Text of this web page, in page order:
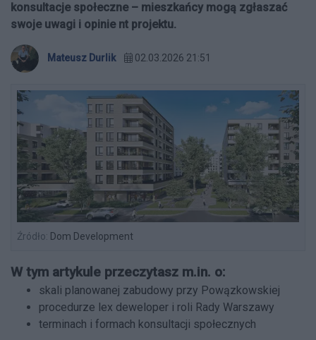
konsultacje społeczne – mieszkańcy mogą zgłaszać
swoje uwagi i opinie nt projektu.
Mateusz Durlik 02.03.2026 21:51
Źródło: Dom Development
W tym artykule przeczytasz m.in. o:
skali planowanej zabudowy przy Powązkowskiej
procedurze lex deweloper i roli Rady Warszawy
terminach i formach konsultacji społecznych